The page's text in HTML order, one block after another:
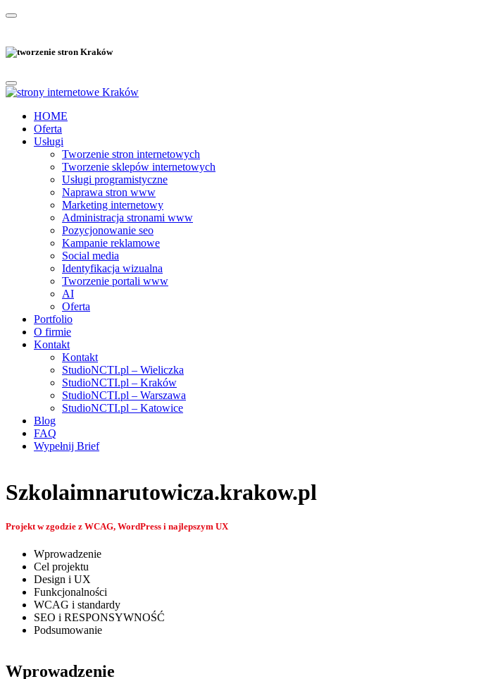
HOME
Oferta
Usługi
Tworzenie stron internetowych
Tworzenie sklepów internetowych
Usługi programistyczne
Naprawa stron www
Marketing internetowy
Administracja stronami www
Pozycjonowanie seo
Kampanie reklamowe
Social media
Identyfikacja wizualna
Tworzenie portali www
AI
Oferta
Portfolio
O firmie
Kontakt
Kontakt
StudioNCTI.pl – Wieliczka
StudioNCTI.pl – Kraków
StudioNCTI.pl – Warszawa
StudioNCTI.pl – Katowice
Blog
FAQ
Wypełnij Brief
Szkolaimnarutowicza.krakow.pl
Projekt w zgodzie z WCAG, WordPress i najlepszym UX
Wprowadzenie
Cel projektu
Design i UX
Funkcjonalności
WCAG i standardy
SEO i RESPONSYWNOŚĆ
Podsumowanie
Wprowadzenie